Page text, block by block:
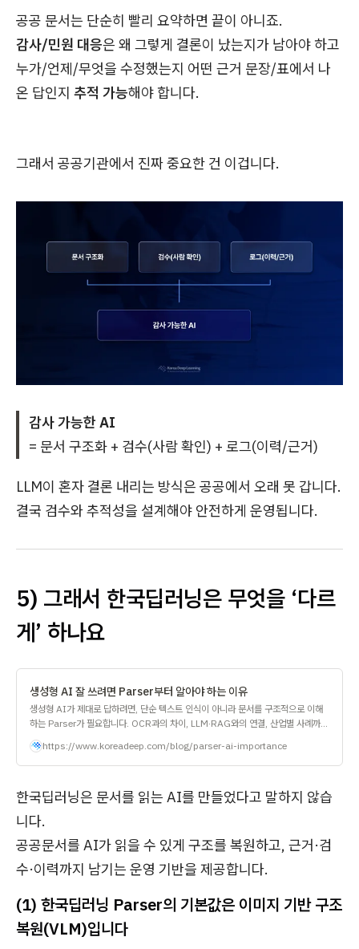
공공 문서는 단순히 빨리 요약하면 끝이 아니죠.
감사/민원 대응은 왜 그렇게 결론이 났는지가 남아야 하고
누가/언제/무엇을 수정했는지 어떤 근거 문장/표에서 나
온 답인지 추적 가능해야 합니다.
그래서 공공기관에서 진짜 중요한 건 이겁니다.
감사 가능한 AI
= 문서 구조화 + 검수(사람 확인) + 로그(이력/근거)
LLM이 혼자 결론 내리는 방식은 공공에서 오래 못 갑니다.
결국 검수와 추적성을 설계해야 안전하게 운영됩니다.
5) 그래서 한국딥러닝은 무엇을 ‘다르
게’ 하나요
생성형 AI 잘 쓰려면 Parser부터 알아야 하는 이유
생성형 AI가 제대로 답하려면, 단순 텍스트 인식이 아니라 문서를 구조적으로 이해
하는 Parser가 필요합니다. OCR과의 차이, LLM·RAG와의 연결, 산업별 사례까지
쉽게 풀어 설명합니다. | ABOUT AI
https://www.koreadeep.com/blog/parser-ai-importance
한국딥러닝은 문서를 읽는 AI를 만들었다고 말하지 않습
니다.
공공문서를 AI가 읽을 수 있게 구조를 복원하고, 근거·검
수·이력까지 남기는 운영 기반을 제공합니다.
(1) 한국딥러닝 Parser의 기본값은 이미지 기반 구조
복원(VLM)입니다